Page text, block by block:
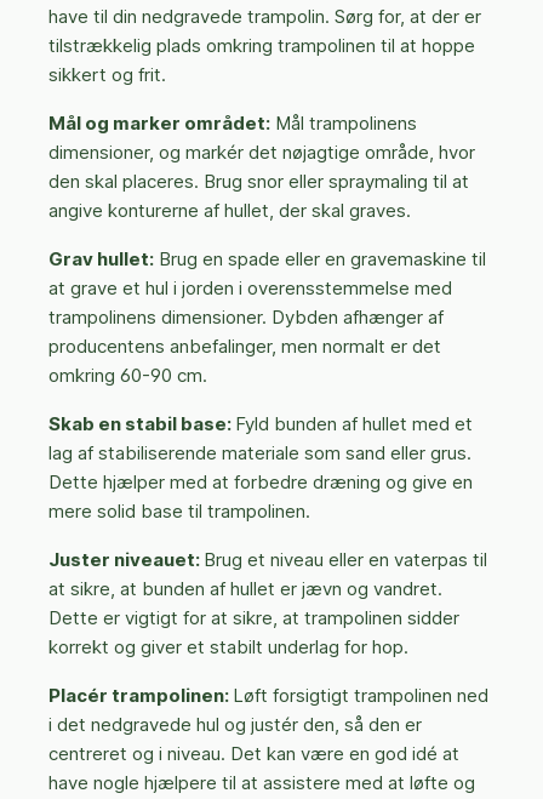
have til din nedgravede trampolin. Sørg for, at der er
tilstrækkelig plads omkring trampolinen til at hoppe
sikkert og frit.
Mål og marker området: Mål trampolinens
dimensioner, og markér det nøjagtige område, hvor
den skal placeres. Brug snor eller spraymaling til at
angive konturerne af hullet, der skal graves.
Grav hullet: Brug en spade eller en gravemaskine til
at grave et hul i jorden i overensstemmelse med
trampolinens dimensioner. Dybden afhænger af
producentens anbefalinger, men normalt er det
omkring 60-90 cm.
Skab en stabil base: Fyld bunden af hullet med et
lag af stabiliserende materiale som sand eller grus.
Dette hjælper med at forbedre dræning og give en
mere solid base til trampolinen.
Juster niveauet: Brug et niveau eller en vaterpas til
at sikre, at bunden af hullet er jævn og vandret.
Dette er vigtigt for at sikre, at trampolinen sidder
korrekt og giver et stabilt underlag for hop.
Placér trampolinen: Løft forsigtigt trampolinen ned
i det nedgravede hul og justér den, så den er
centreret og i niveau. Det kan være en god idé at
have nogle hjælpere til at assistere med at løfte og